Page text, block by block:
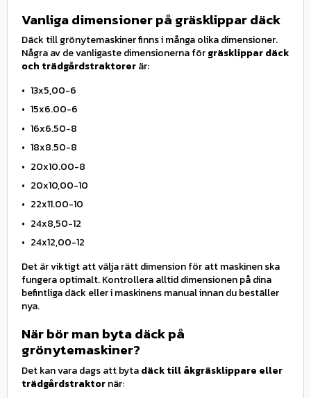
Vanliga dimensioner på gräsklippar däck
Däck till grönytemaskiner finns i många olika dimensioner.
Några av de vanligaste dimensionerna förgräsklippar däck
och trädgårdstraktorerär:
13x5,00-6
15x6.00-6
16x6.50-8
18x8.50-8
20x10.00-8
20x10,00-10
22x11.00-10
24x8,50-12
24x12,00-12
Det är viktigt att välja rätt dimension för att maskinen ska
fungera optimalt. Kontrollera alltid dimensionen på dina
befintliga däck eller i maskinens manual innan du beställer
nya.
När bör man byta däck på
grönytemaskiner?
Det kan vara dags att bytadäck till åkgräsklippare eller
trädgårdstraktornär: